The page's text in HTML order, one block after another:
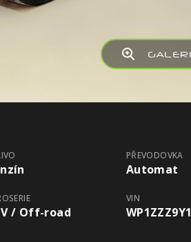
PŘEVODOVKA
Automat
/ Off-road
VIN